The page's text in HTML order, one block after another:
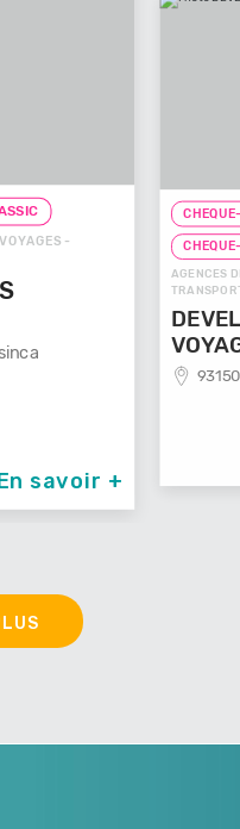
-
savoir +
AGENCES